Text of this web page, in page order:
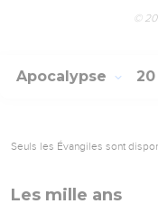
©
Apocalypse 20
Seuls les Évangiles sont
Les mille ans